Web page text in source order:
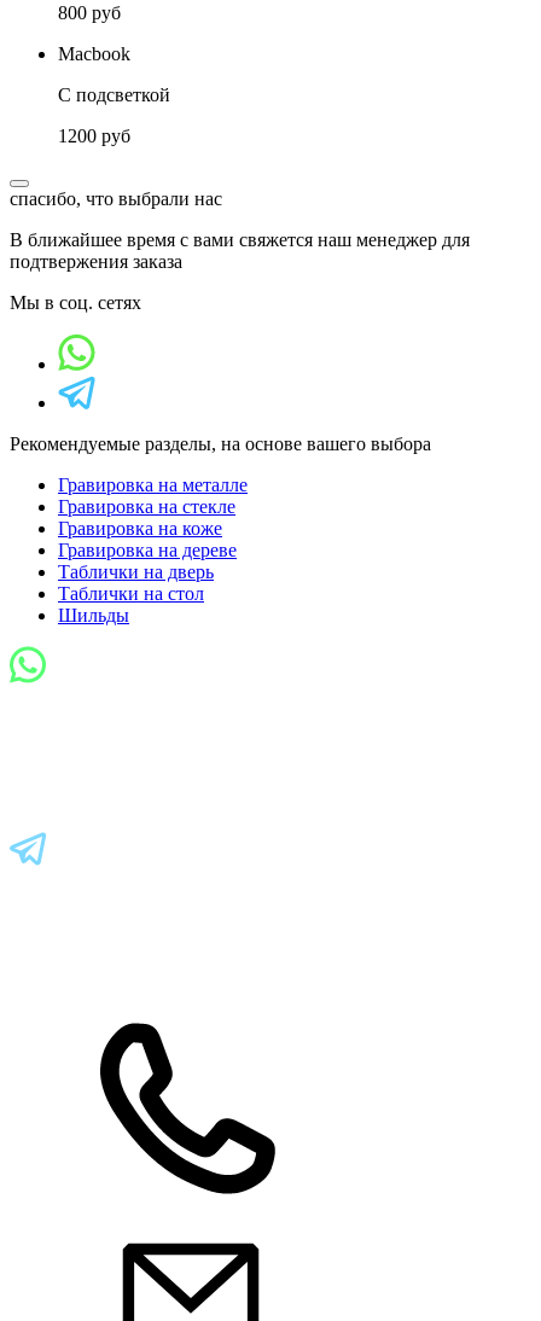
800 руб
Macbook
С подсветкой
1200 руб
спасибо, что выбрали нас
В ближайшее время с вами свяжется наш менеджер для
подтвержения заказа
Мы в соц. сетях
Рекомендуемые разделы, на основе вашего выбора
Гравировка на металле
Гравировка на стекле
Гравировка на коже
Гравировка на дереве
Таблички на дверь
Таблички на стол
Шильды